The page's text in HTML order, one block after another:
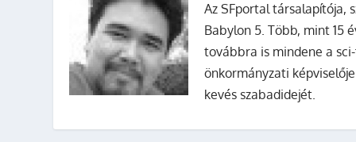
Az SFportal társalapítója,
Babylon 5. Több, mint 15
továbbra is mindene a
önkormányzati
kevés szabadidejét.